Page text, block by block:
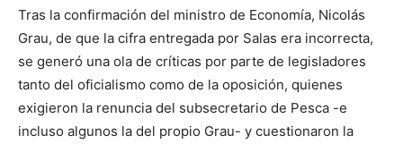
Tras la confirmación del ministro de Economía, Nicolás
Grau, de que la cifra entregada por Salas era incorrecta,
se generó una ola de críticas por parte de legisladores
tanto del oficialismo como de la oposición, quienes
exigieron la renuncia del subsecretario de Pesca -e
incluso algunos la del propio Grau- y cuestionaron la